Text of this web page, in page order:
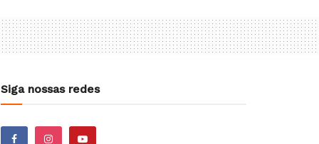
Siga nossas redes